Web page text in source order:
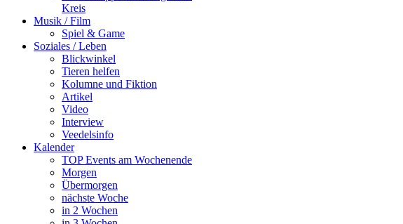
Kreis
Musik / Film
Spiel & Game
Soziales / Leben
Blickwinkel
Tieren helfen
Kolumne und Fiktion
Artikel
Video
Interview
Veedelsinfo
Kalender
TOP Events am Wochenende
Morgen
Übermorgen
nächste Woche
in 2 Wochen